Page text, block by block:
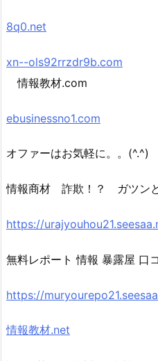
8q0.net
xn--ols92rrzdr9b.com
情報教材.com
ebusinessno1.com
オファーはお気軽に。。(^.^)
情報商材 詐欺！？ ガツン
https://
無料レポート 情報 暴露屋 口
https://
情報教材.net